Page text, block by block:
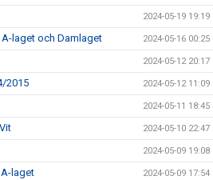
2024-05-19 19:19
laget och Damlaget 2024-05-16 00:25
2024-05-12 20:17
2015 2024-05-12 11:09
2024-05-11 18:45
2024-05-10 22:47
2024-05-09 19:08
laget 2024-05-09 17:54